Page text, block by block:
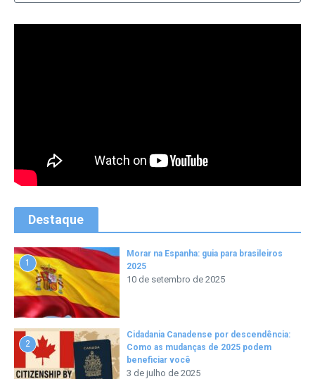
Destaque
1
Morar na Espanha: guia para brasileiros
2025
10 de setembro de 2025
2
Cidadania Canadense por descendência:
Como as mudanças de 2025 podem
beneficiar você
3 de julho de 2025